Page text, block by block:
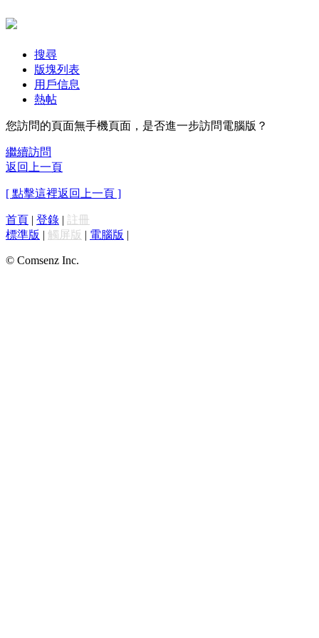
搜尋
版塊列表
用戶信息
熱帖
您訪問的頁面無手機頁面，是否進一步訪問電腦版？
繼續訪問
返回上一頁
[ 點擊這裡返回上一頁 ]
首頁 | 登錄 | 註冊
標準版 | 觸屏版 | 電腦版 |
© Comsenz Inc.